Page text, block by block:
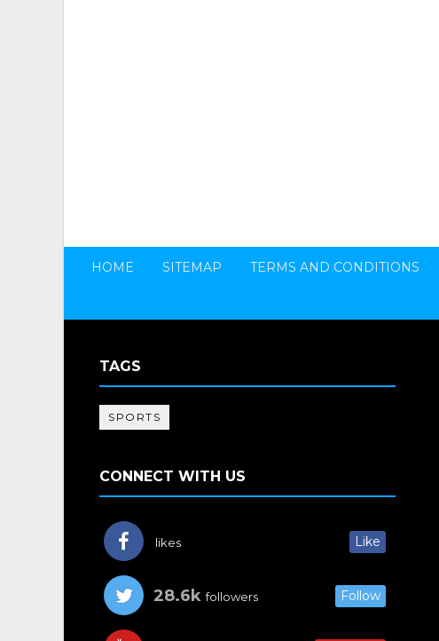
HOME SITEMAP TERMS AND CONDITIONS
TAGS
SPORTS
CONNECT WITH US
likes Like
28.6k followers Follow